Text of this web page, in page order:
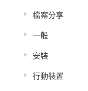
檔案分享
一般
安裝
行動裝置